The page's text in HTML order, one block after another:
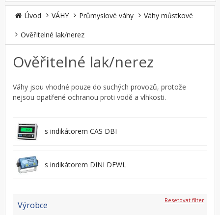
Úvod VÁHY Průmyslové váhy Váhy můstkové
Ověřitelné lak/nerez
Ověřitelné lak/nerez
Váhy jsou vhodné pouze do suchých provozů, protože
nejsou opatřené ochranou proti vodě a vlhkosti.
s indikátorem CAS DBI
s indikátorem DINI DFWL
Resetovat filter
Výrobce